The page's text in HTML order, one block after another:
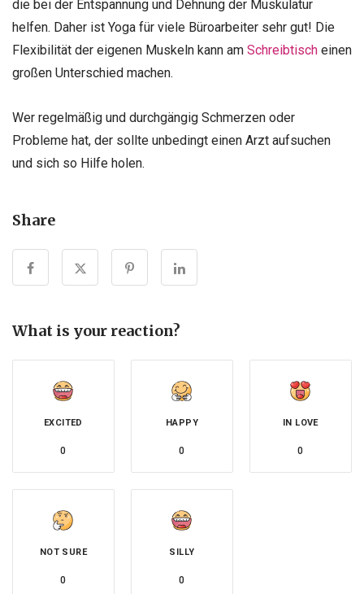
die bei der Entspannung und Dehnung der Muskulatur
helfen. Daher ist Yoga für viele Büroarbeiter sehr gut! Die
Flexibilität der eigenen Muskeln kann am Schreibtisch einen
großen Unterschied machen.
Wer regelmäßig und durchgängig Schmerzen oder
Probleme hat, der sollte unbedingt einen Arzt aufsuchen
und sich so Hilfe holen.
Share
What is your reaction?
EXCITED
0
HAPPY
0
IN LOVE
0
NOT SURE
0
SILLY
0